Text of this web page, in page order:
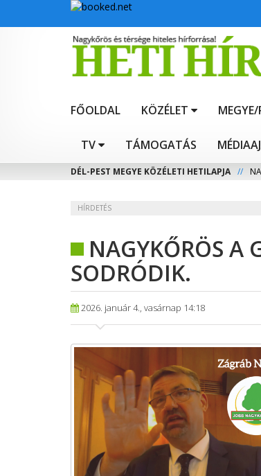
FŐOLDAL KÖZÉLET MEGYE/
TV TÁMOGATÁS
DÉL-PEST MEGYE KÖZÉLETI HETILAPJA //
HÍRDETÉS
NAGYKŐRÖS A
SODRÓDIK.
2026. január 4., vasárnap 14:18